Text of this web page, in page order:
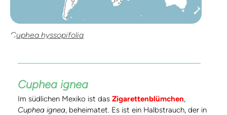
Cuphea hyssopifolia
Cuphea ignea
Im südlichen Mexiko ist das Zigarettenblümchen,
Cuphea ignea, beheimatet. Es ist ein Halbstrauch, der in